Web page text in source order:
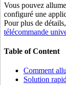
Vous pouvez
configuré une
Pour plus de
télécommande
Table of Content
Comment
Solution